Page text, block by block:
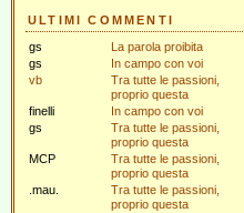
ULTIMI COMMENTI
gs
La parola proibita
gs
In campo con voi
vb
Tra tutte le passioni,
proprio questa
finelli
In campo con voi
gs
Tra tutte le passioni,
proprio questa
MCP
Tra tutte le passioni,
proprio questa
.mau.
Tra tutte le passioni,
proprio questa